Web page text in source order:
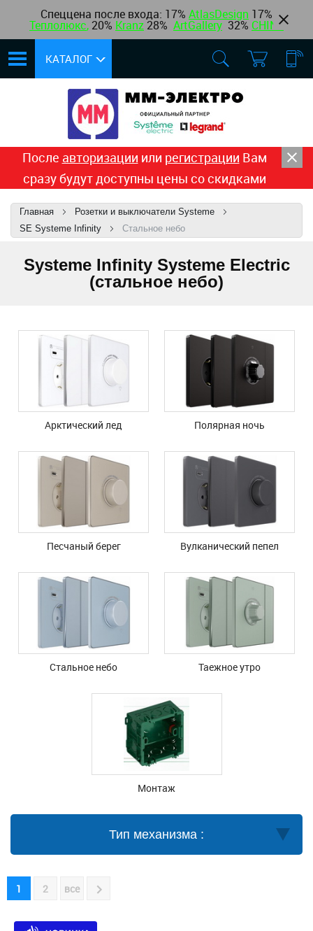
Спеццена после входа: 17% AtlasDesign 17%
Теплолюкс, 20% Kranz 28% ArtGallery 32% CHINT
КАТАЛОГ
После авторизации или регистрации Вам
сразу будут доступны цены со скидками
Главная
Розетки и выключатели Systeme
SE Systeme Infinity
Стальное небо
Systeme Infinity Systeme Electric
(стальное небо)
Арктический лед Полярная ночь
Песчаный берег Вулканический пепел
Стальное небо Таежное утро
Монтаж
Тип механизма :
1 2 все